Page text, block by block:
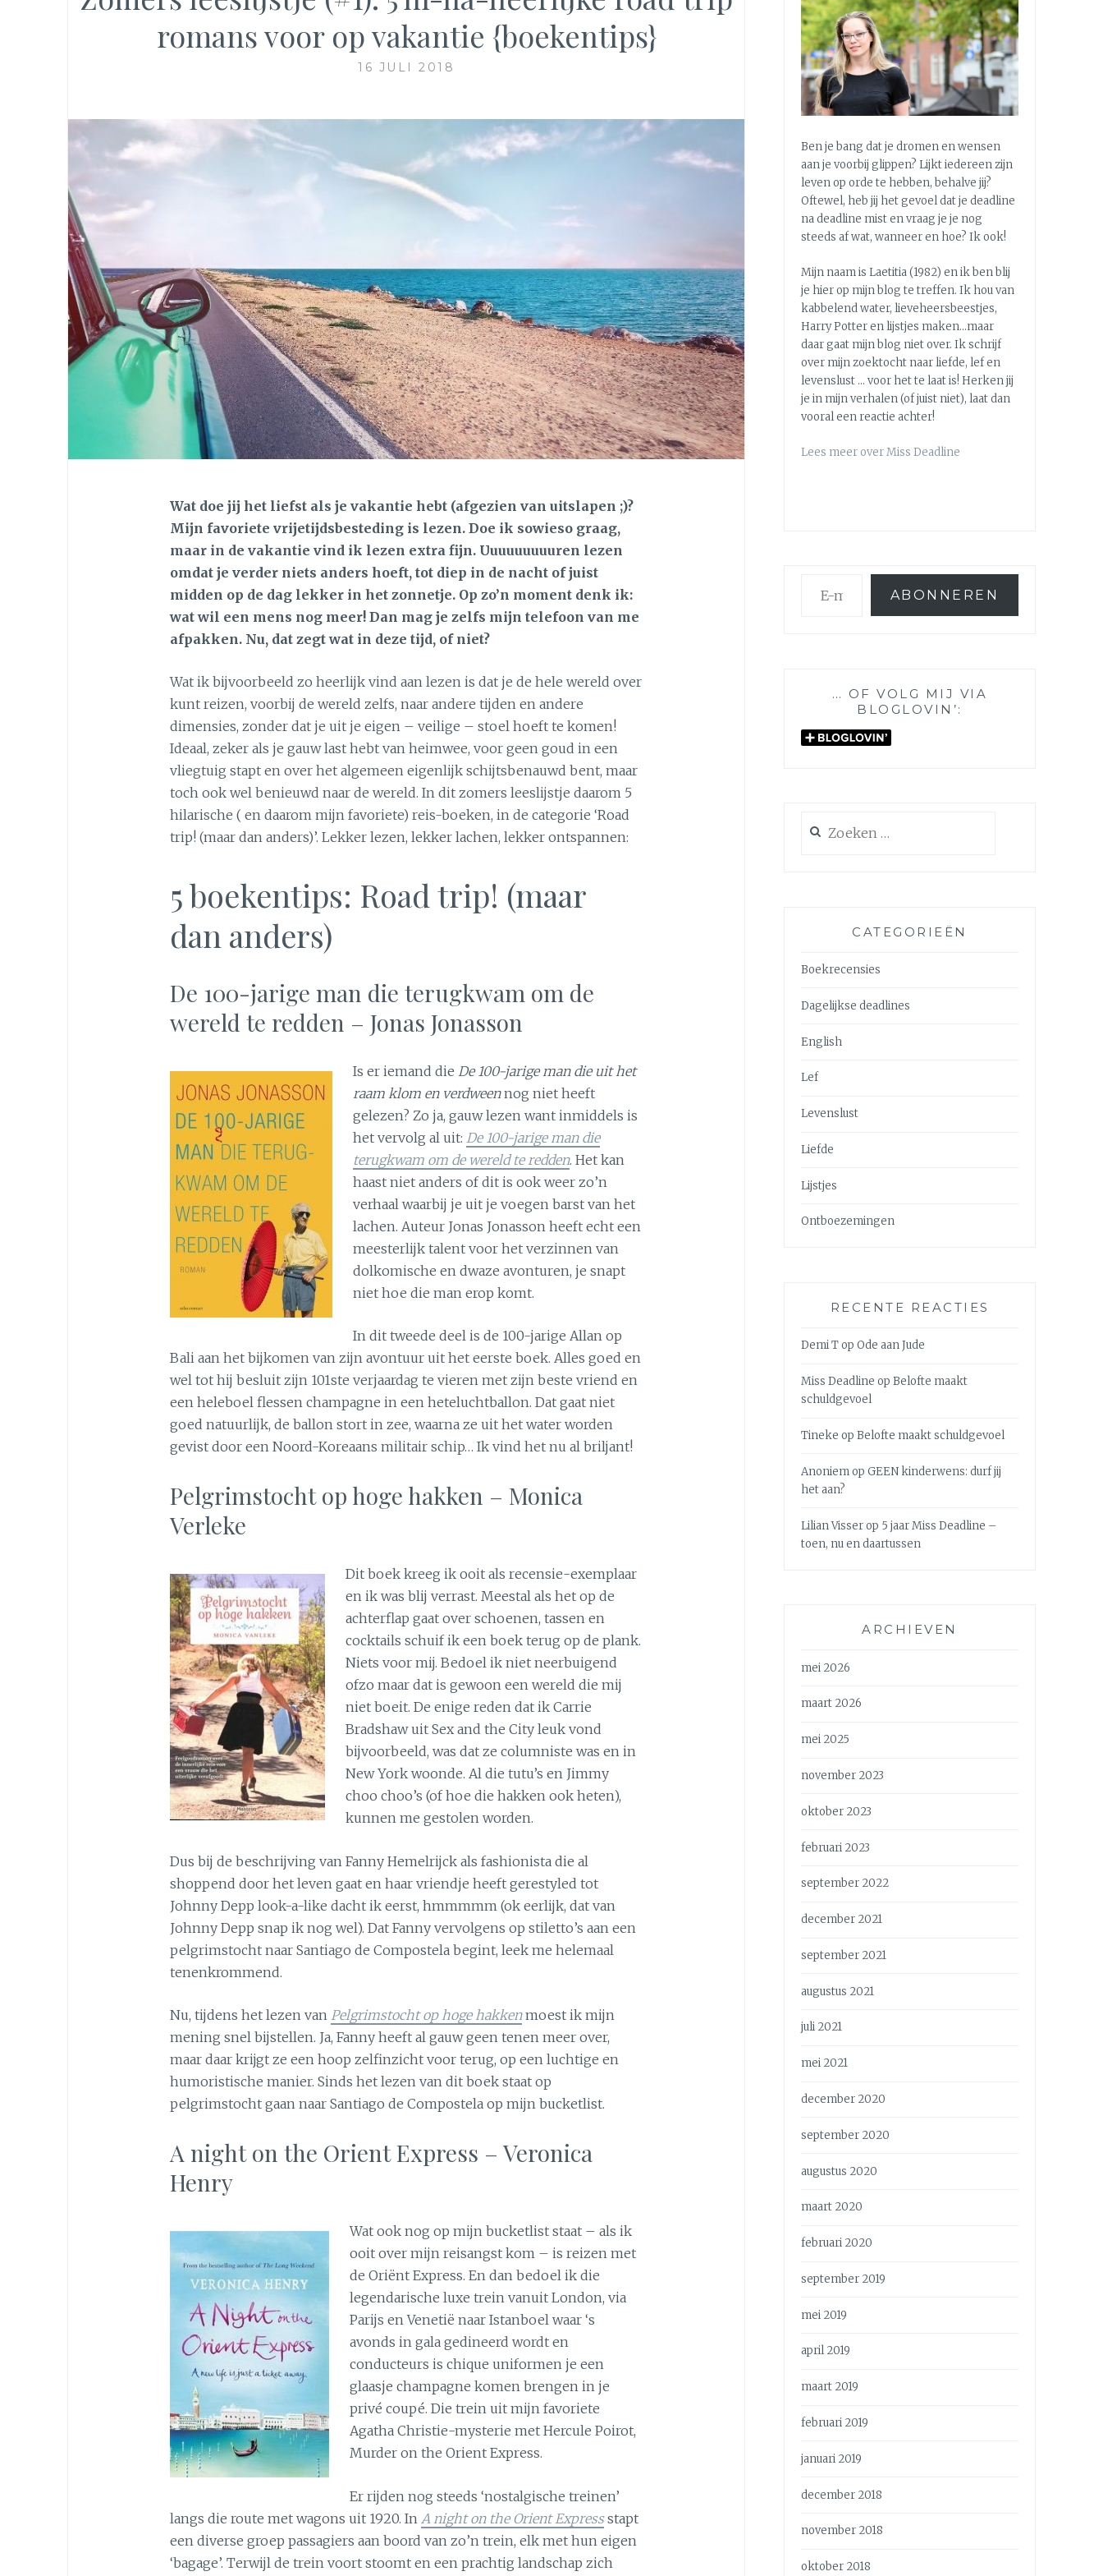
romans voor op vakantie {boekentips}
16 JULI 2018
Wat doe jij het liefst als je vakantie hebt (afgezien van uitslapen ;)?
Mijn favoriete vrijetijdsbesteding is lezen. Doe ik sowieso graag,
maar in de vakantie vind ik lezen extra fijn. Uuuuuuuuuren lezen
omdat je verder niets anders hoeft, tot diep in de nacht of juist
midden op de dag lekker in het zonnetje. Op zo’n moment denk ik:
wat wil een mens nog meer! Dan mag je zelfs mijn telefoon van me
afpakken. Nu, dat zegt wat in deze tijd, of niet?
Wat ik bijvoorbeeld zo heerlijk vind aan lezen is dat je de hele wereld over
kunt reizen, voorbij de wereld zelfs, naar andere tijden en andere
dimensies, zonder dat je uit je eigen – veilige – stoel hoeft te komen!
Ideaal, zeker als je gauw last hebt van heimwee, voor geen goud in een
vliegtuig stapt en over het algemeen eigenlijk schijtsbenauwd bent, maar
toch ook wel benieuwd naar de wereld. In dit zomers leeslijstje daarom 5
hilarische ( en daarom mijn favoriete) reis-boeken, in de categorie ‘Road
trip! (maar dan anders)’. Lekker lezen, lekker lachen, lekker ontspannen:
5 boekentips: Road trip! (maar
dan anders)
De 100-jarige man die terugkwam om de
wereld te redden – Jonas Jonasson
Is er iemand die De 100-jarige man die uit het
raam klom en verdweennog niet heeft
gelezen? Zo ja, gauw lezen want inmiddels is
het vervolg al uit: De 100-jarige man die
terugkwam om de wereld te redden. Het kan
haast niet anders of dit is ook weer zo’n
verhaal waarbij je uit je voegen barst van het
lachen. Auteur Jonas Jonasson heeft echt een
meesterlijk talent voor het verzinnen van
dolkomische en dwaze avonturen, je snapt
niet hoe die man erop komt.
In dit tweede deel is de 100-jarige Allan op
Bali aan het bijkomen van zijn avontuur uit het eerste boek. Alles goed en
wel tot hij besluit zijn 101ste verjaardag te vieren met zijn beste vriend en
een heleboel flessen champagne in een heteluchtballon. Dat gaat niet
goed natuurlijk, de ballon stort in zee, waarna ze uit het water worden
gevist door een Noord-Koreaans militair schip… Ik vind het nu al briljant!
Pelgrimstocht op hoge hakken – Monica
Verleke
Dit boek kreeg ik ooit als recensie-exemplaar
en ik was blij verrast. Meestal als het op de
achterflap gaat over schoenen, tassen en
cocktails schuif ik een boek terug op de plank.
Niets voor mij. Bedoel ik niet neerbuigend
ofzo maar dat is gewoon een wereld die mij
niet boeit. De enige reden dat ik Carrie
Bradshaw uit Sex and the City leuk vond
bijvoorbeeld, was dat ze columniste was en in
New York woonde. Al die tutu’s en Jimmy
choo choo’s (of hoe die hakken ook heten),
kunnen me gestolen worden.
Dus bij de beschrijving van Fanny Hemelrijck als fashionista die al
shoppend door het leven gaat en haar vriendje heeft gerestyled tot
Johnny Depp look-a-like dacht ik eerst, hmmmmm (ok eerlijk, dat van
Johnny Depp snap ik nog wel). Dat Fanny vervolgens op stiletto’s aan een
pelgrimstocht naar Santiago de Compostela begint, leek me helemaal
tenenkrommend.
Nu, tijdens het lezen van Pelgrimstocht op hoge hakkenmoest ik mijn
mening snel bijstellen. Ja, Fanny heeft al gauw geen tenen meer over,
maar daar krijgt ze een hoop zelfinzicht voor terug, op een luchtige en
humoristische manier. Sinds het lezen van dit boek staat op
pelgrimstocht gaan naar Santiago de Compostela op mijn bucketlist.
A night on the Orient Express – Veronica
Henry
Wat ook nog op mijn bucketlist staat – als ik
ooit over mijn reisangst kom – is reizen met
de Oriënt Express. En dan bedoel ik die
legendarische luxe trein vanuit London, via
Parijs en Venetië naar Istanboel waar ‘s
avonds in gala gedineerd wordt en
conducteurs is chique uniformen je een
glaasje champagne komen brengen in je
privé coupé. Die trein uit mijn favoriete
Agatha Christie-mysterie met Hercule Poirot,
Murder on the Orient Express.
Er rijden nog steeds ‘nostalgische treinen’
langs die route met wagons uit 1920. In A night on the Orient Expressstapt
een diverse groep passagiers aan boord van zo’n trein, elk met hun eigen
‘bagage’. Terwijl de trein voort stoomt en een prachtig landschap zich
Ben je bang dat je dromen en wensen
aan je voorbij glippen? Lijkt iedereen zijn
leven op orde te hebben, behalve jij?
Oftewel, heb jij het gevoel dat je deadline
na deadline mist en vraag je je nog
steeds af wat, wanneer en hoe? Ik ook!
Mijn naam is Laetitia (1982) en ik ben blij
je hier op mijn blog te treffen. Ik hou van
kabbelend water, lieveheersbeestjes,
Harry Potter en lijstjes maken…maar
daar gaat mijn blog niet over. Ik schrijf
over mijn zoektocht naar liefde, lef en
levenslust … voor het te laat is! Herken jij
je in mijn verhalen (of juist niet), laat dan
vooral een reactie achter!
Lees meer over Miss Deadline
mailadres
ABONNEREN
… OF VOLG MIJ VIA
BLOGLOVIN’:
naar:
CATEGORIEËN
Boekrecensies
Dagelijkse deadlines
English
Lef
Levenslust
Liefde
Lijstjes
Ontboezemingen
RECENTE REACTIES
Demi TopOde aan Jude
Miss Deadline opBelofte maakt
schuldgevoel
Tineke opBelofte maakt schuldgevoel
AnoniemopGEEN kinderwens: durf jij
het aan?
Lilian Visserop 5 jaar Miss Deadline –
toen, nu en daartussen
ARCHIEVEN
mei 2026
maart 2026
mei 2025
november 2023
oktober 2023
februari 2023
september 2022
december 2021
september 2021
augustus 2021
juli 2021
mei 2021
december 2020
september 2020
augustus 2020
maart 2020
februari 2020
september 2019
mei 2019
april 2019
maart 2019
februari 2019
januari 2019
december 2018
november 2018
oktober 2018